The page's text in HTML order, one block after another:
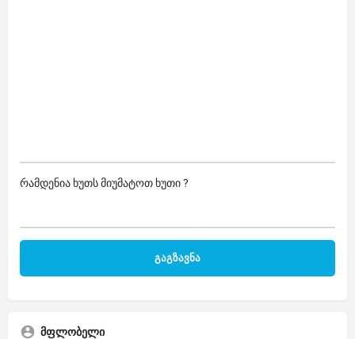
რამდენია ხუთს მიუმატოთ ხუთი ?
მფლობელი